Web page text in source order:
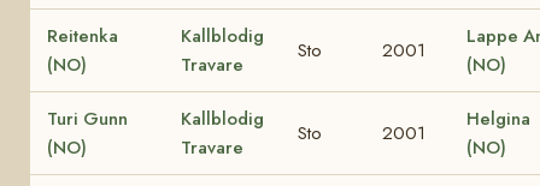
Reitenka
(NO)
Kallblodig
Travare
Sto 2001
Lappe
(NO)
Turi Gunn
(NO)
Kallblodig
Travare
Sto 2001
Helgina
(NO)